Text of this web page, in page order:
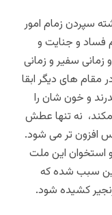
سپردن زمام امور
فساد و جنایت و
زمانی سفیر و زمانی
مقام های دیگر ابقا
و خون شان را
نه تنها عطش
افزون تر می شود.
استخوان این ملت
سبب شده که
کشیده شود.